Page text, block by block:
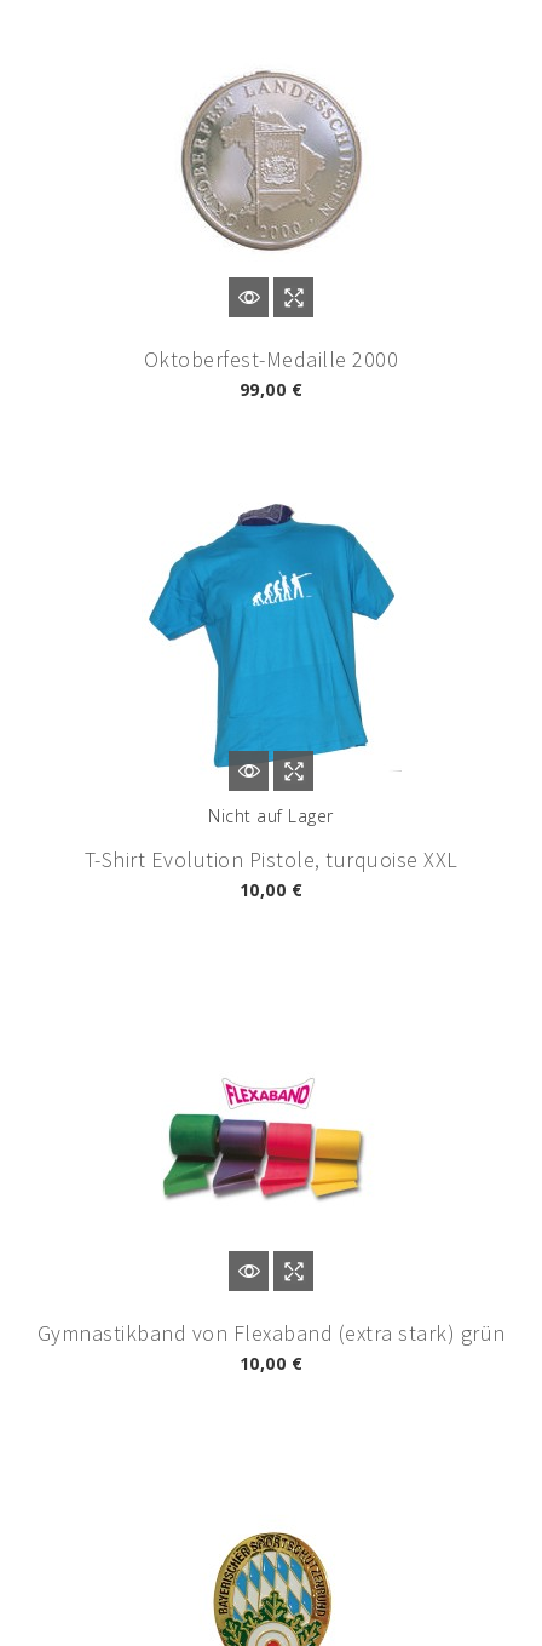
Oktoberfest-Medaille 2000
99,00 €
Nicht auf Lager
T-Shirt Evolution Pistole, turquoise XXL
10,00 €
Gymnastikband von Flexaband (extra stark) grün
10,00 €